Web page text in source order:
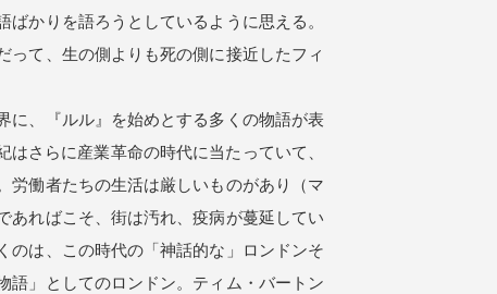
かりを語ろうとしているように思える。
って、生の側よりも死の側に接近したフィ
、『ルル』を始めとする多くの物語が表
さらに産業革命の時代に当たっていて、
労働者たちの生活は厳しいものがあり（マ
あればこそ、街は汚れ、疫病が蔓延してい
のは、この時代の「神話的な」ロンドンそ
語」としてのロンドン。ティム・バートン